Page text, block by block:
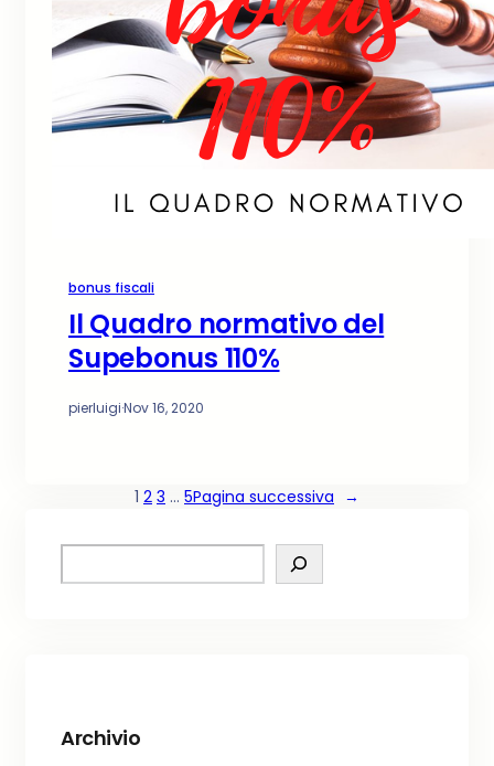
bonus fiscali
Il Quadro normativo del
Supebonus 110%
pierluigi·Nov 16, 2020
1 2 3 … 5Pagina successiva →
e
Archivio